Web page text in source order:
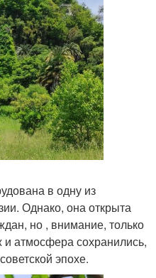
в одну из
Однако, она открыта
но , внимание, только
и атмосфера сохранились,
эпохе.